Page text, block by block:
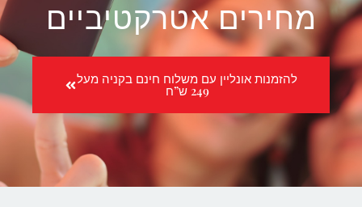
מחירים אטרקטיביים
להזמנות אונליין עם משלוח חינם בקניה מעל
249 ש”ח